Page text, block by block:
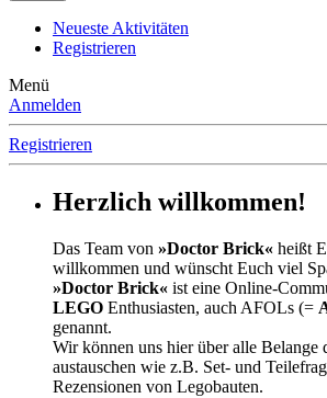
Neueste Aktivitäten
Registrieren
Menü
Anmelden
Registrieren
Herzlich willkommen!
Das Team von »Doctor Brick« heißt
willkommen und wünscht Euch viel
»Doctor Brick« ist eine Online-
LEGO Enthusiasten, auch AFOLs (=
genannt.
Wir können uns hier über alle Belange
austauschen wie z.B. Set- und
Rezensionen von Legobauten.